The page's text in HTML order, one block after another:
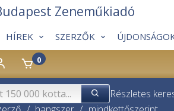
0
HÍREK SZERZŐK
Zeneműkiadó
Részletes